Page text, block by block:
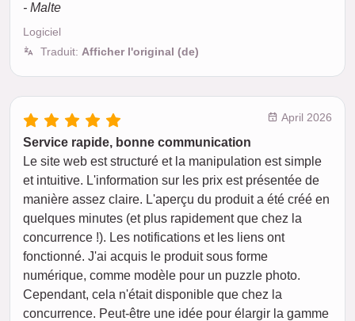
- Malte
Logiciel
Traduit: Afficher l'original (de)
April 2026
Service rapide, bonne communication
Le site web est structuré et la manipulation est simple
et intuitive. L'information sur les prix est présentée de
manière assez claire. L'aperçu du produit a été créé en
quelques minutes (et plus rapidement que chez la
concurrence !). Les notifications et les liens ont
fonctionné. J'ai acquis le produit sous forme
numérique, comme modèle pour un puzzle photo.
Cependant, cela n'était disponible que chez la
concurrence. Peut-être une idée pour élargir la gamme